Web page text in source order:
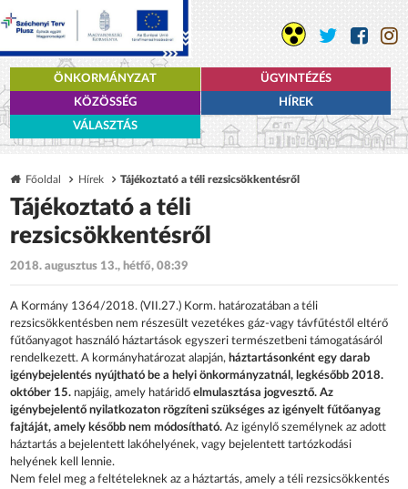
ÖNKORMÁNYZAT
ÜGYINTÉZÉS
KÖZÖSSÉG
HÍREK
VÁLASZTÁS
Főoldal Hírek Tájékoztató a téli rezsicsökkentésről
Tájékoztató a téli
rezsicsökkentésről
2018. augusztus 13., hétfő, 08:39
A Kormány 1364/2018. (VII.27.) Korm. határozatában a téli
rezsicsökkentésben nem részesült vezetékes gáz-vagy távfűtéstől eltérő
fűtőanyagot használó háztartások egyszeri természetbeni támogatásáról
rendelkezett. A kormányhatározat alapján, háztartásonként egy darab
igénybejelentés nyújtható be a helyi önkormányzatnál, legkésőbb 2018.
október 15. napjáig, amely határidőelmulasztása jogvesztő. Az
igénybejelentő nyilatkozaton rögzíteni szükséges az igényelt fűtőanyag
fajtáját, amely később nem módosítható. Az igénylő személynek az adott
háztartás a bejelentett lakóhelyének, vagy bejelentett tartózkodási
helyének kell lennie.
Nem felel meg a feltételeknek az a háztartás, amely a téli rezsicsökkentés